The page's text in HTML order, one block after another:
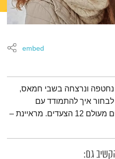
embed
נחטפה ונרצחה בשבי חמאס,
לבחור איך להתמודד עם
המציאות. שיחה על אמהות וכלים מעולם 12 הצעדים. מראיינת –
גם: